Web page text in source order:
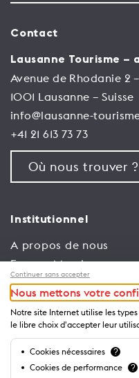
Contact
Lausanne Tourisme –
Avenue de Rhodanie 2
1001 Lausanne – Suisse
info@lausanne-
+41 21 613 73 73
Où nous trouver ?
Institutionnel
A propos de nous
Espace Membres
Emploi
Conditions générales
d’utilisation
Politique de
confidentialité
Continuer sans accepter
Nous mettons votre
Notre site Internet utilise les
le libre choix d'accepter leur
Cookies nécessaires ?
Cookies de performance ?